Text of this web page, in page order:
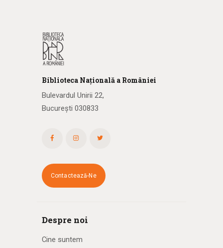
Biblioteca Națională a României
Bulevardul Unirii 22,
București 030833
Contactează-Ne
Despre noi
Cine suntem